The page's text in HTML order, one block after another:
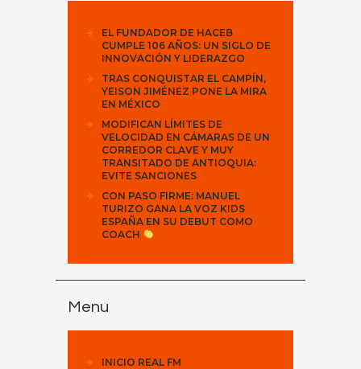
EL FUNDADOR DE HACEB
CUMPLE 106 AÑOS: UN SIGLO DE
INNOVACIÓN Y LIDERAZGO
TRAS CONQUISTAR EL CAMPÍN,
YEISON JIMÉNEZ PONE LA MIRA
EN MÉXICO
MODIFICAN LÍMITES DE
VELOCIDAD EN CÁMARAS DE UN
CORREDOR CLAVE Y MUY
TRANSITADO DE ANTIOQUIA:
EVITE SANCIONES
CON PASO FIRME: MANUEL
TURIZO GANA LA VOZ KIDS
ESPAÑA EN SU DEBUT COMO
COACH
Menu
INICIO REAL FM